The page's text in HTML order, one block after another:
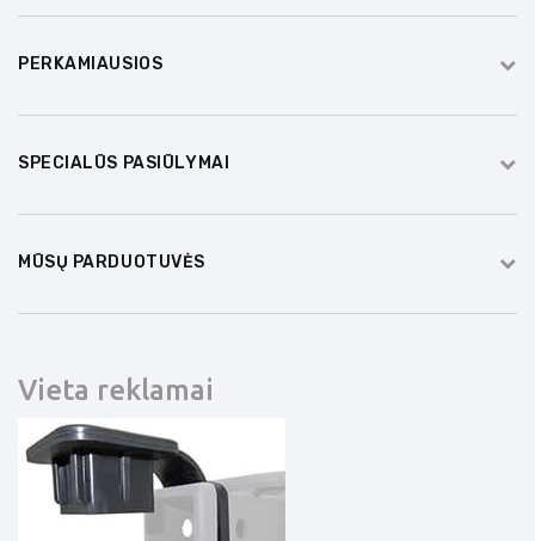
PERKAMIAUSIOS
SPECIALŪS PASIŪLYMAI
MŪSŲ PARDUOTUVĖS
Vieta reklamai